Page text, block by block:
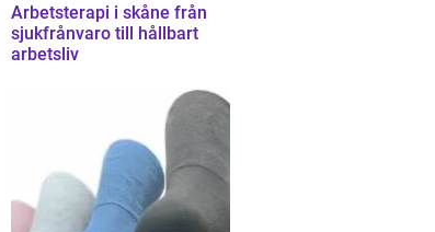
Arbetsterapi i skåne från
sjukfrånvaro till hållbart
arbetsliv